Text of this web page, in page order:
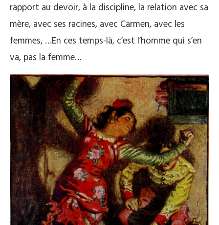
rapport au devoir, à la discipline, la relation avec sa
mère, avec ses racines, avec Carmen, avec les
femmes, …En ces temps-là, c’est l’homme qui s’en
va, pas la femme…